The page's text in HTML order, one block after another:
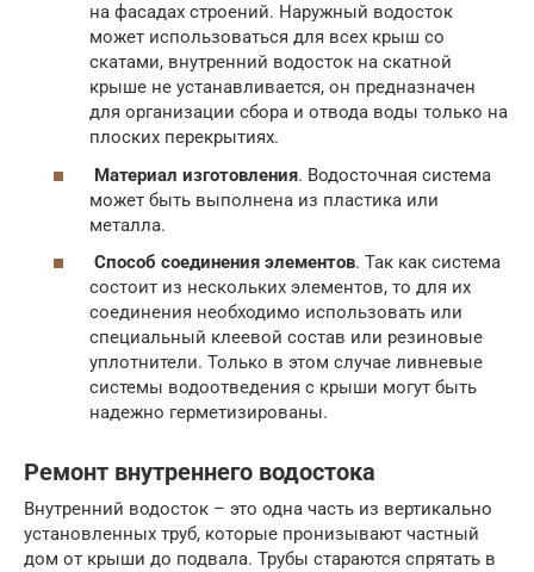
на фасадах строений. Наружный водосток
может использоваться для всех крыш со
скатами, внутренний водосток на скатной
крыше не устанавливается, он предназначен
для организации сбора и отвода воды только на
плоских перекрытиях.
Материал изготовления. Водосточная система
может быть выполнена из пластика или
металла.
Способ соединения элементов. Так как система
состоит из нескольких элементов, то для их
соединения необходимо использовать или
специальный клеевой состав или резиновые
уплотнители. Только в этом случае ливневые
системы водоотведения с крыши могут быть
надежно герметизированы.
Ремонт внутреннего водостока
Внутренний водосток – это одна часть из вертикально
установленных труб, которые пронизывают частный
дом от крыши до подвала. Трубы стараются спрятать в